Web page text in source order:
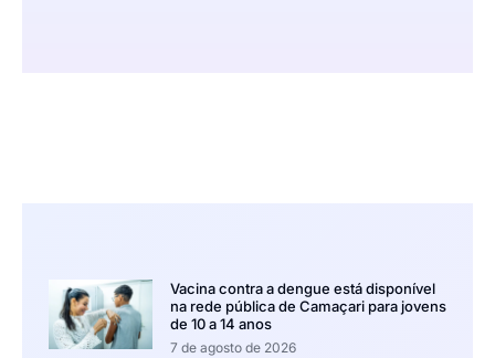
Vacina contra a dengue está disponível
na rede pública de Camaçari para jovens
de 10 a 14 anos
7 de agosto de 2026